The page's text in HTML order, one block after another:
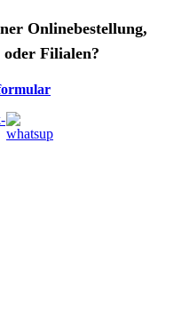
Onlinebestellung,
Filialen?